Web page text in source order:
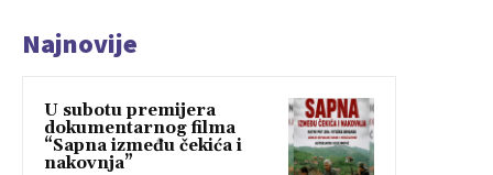
Najnovije
U subotu premijera
dokumentarnog filma
“Sapna između čekića i
nakovnja”